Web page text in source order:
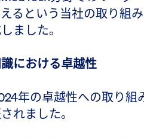
るという当社の取り組
ました。
における卓越性
年の卓越性への取り組
れました。